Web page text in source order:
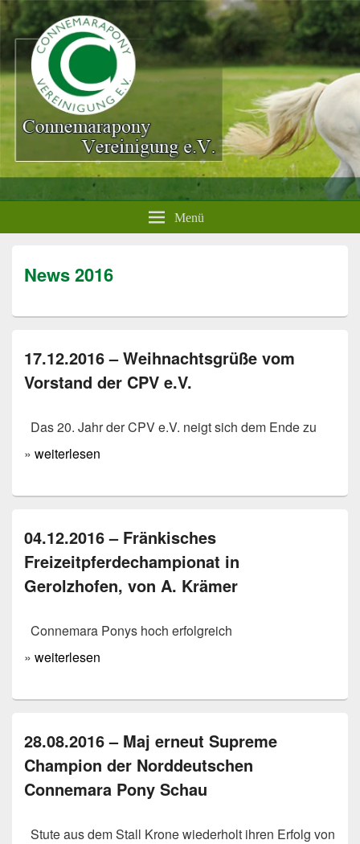
Menü
News 2016
17.12.2016 – Weihnachtsgrüße vom
Vorstand der CPV e.V.
Das 20. Jahr der CPV e.V. neigt sich dem Ende zu
» weiterlesen
04.12.2016 – Fränkisches
Freizeitpferdechampionat in
Gerolzhofen, von A. Krämer
Connemara Ponys hoch erfolgreich
» weiterlesen
28.08.2016 – Maj erneut Supreme
Champion der Norddeutschen
Connemara Pony Schau
Stute aus dem Stall Krone wiederholt ihren Erfolg von